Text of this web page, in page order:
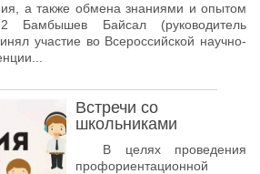
занятий студентов на 2-ое
дела
а также обмена знаниями и опытом
Бамбышев Байсал (руководитель
участие во Всероссийской научно-
Встречи со
школьниками
В целях проведения
профориентационной